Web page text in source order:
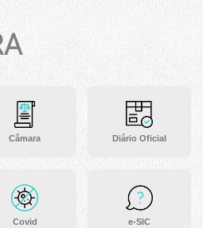
Câmara
Covid
Diário Oficial
e-SIC